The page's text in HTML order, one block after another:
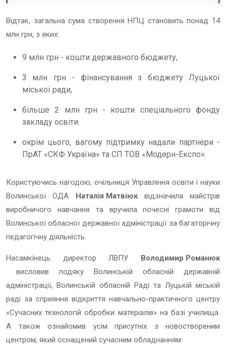
Відтак, загальна сума створення НПЦ становить понад 14
млн грн, з яких:
9 млн грн - кошти державного бюджету,
3 млн грн - фінансування з бюджету Луцької
міської ради,
більше 2 млн грн - кошти спеціального фонду
закладу освіти.
окрім цього, вагому підтримку надали партнери -
ПрАТ «СКФ Україна» та СП ТОВ «Модерн-Експо».
Користуючись нагодою, очільниця Управління освіти і науки
Волинської ОДА Наталія Матвіюквідзначила майстрів
виробничого навчання та вручила почесні грамоти від
Волинської обласної державної адміністрації за багаторічну
педагогічну діяльність.
Насамкінець директор ЛВПУ Володимир Романюк
висловив подяку Волинській обласній державній
адміністрації, Волинській обласній Раді та Луцькій міській
раді за сприяння відкриття навчально-практичного центру
«Сучасних технологій обробки матеріалів» на базі училища.
А також ознайомив усім присутніх з новоствореним
центром, який оснащений сучасним обладнанням: